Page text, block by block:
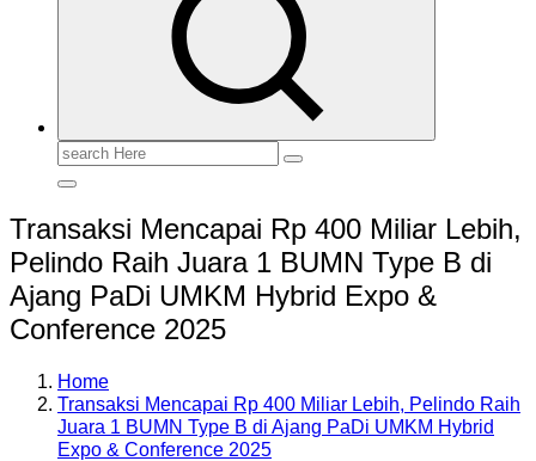
Search
Transaksi Mencapai Rp 400 Miliar Lebih,
Pelindo Raih Juara 1 BUMN Type B di
Ajang PaDi UMKM Hybrid Expo &
Conference 2025
Home
Transaksi Mencapai Rp 400 Miliar Lebih, Pelindo Raih
Juara 1 BUMN Type B di Ajang PaDi UMKM Hybrid
Expo & Conference 2025